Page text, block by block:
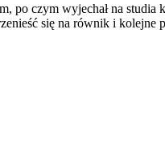
czym wyjechał na
się na równik i kolejne